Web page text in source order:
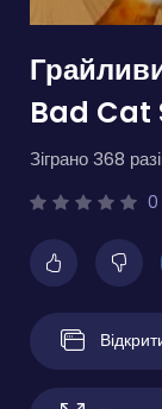
Bad Cat
Зіграно 368
0